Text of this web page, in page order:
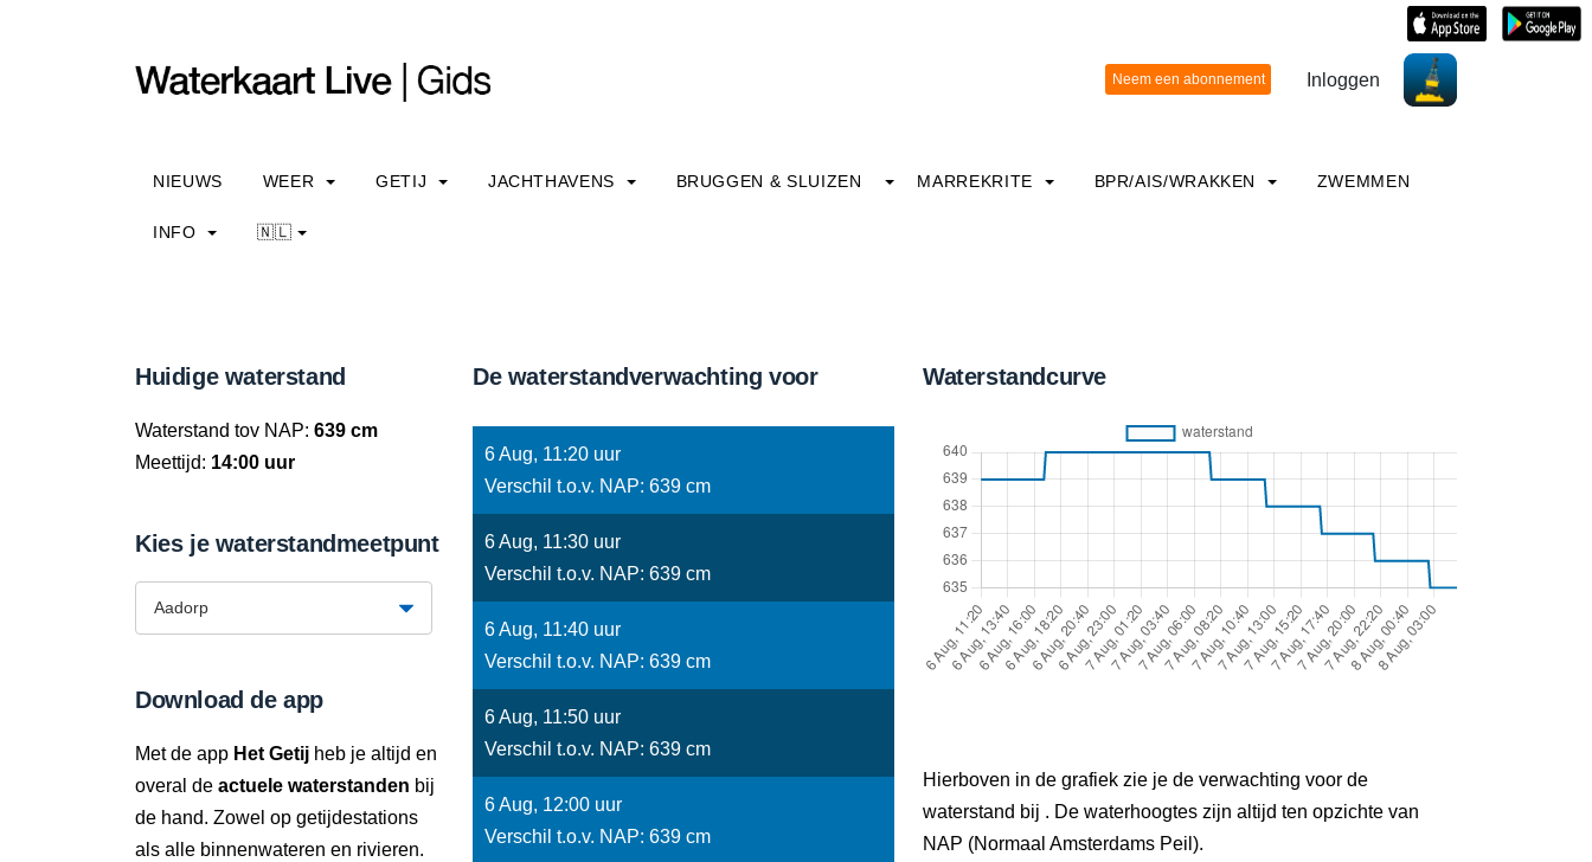
Inloggen
NIEUWS WEER GETIJ JACHTHAVENS BRUGGEN & SLUIZEN MARREKRITE BPR/AIS/WRAKKEN ZWEMMEN
INFO 🇳🇱
Huidige waterstand
Waterstand tov NAP: 639 cm
Meettijd: 14:00 uur
Kies je waterstandmeetpunt
Download de app
Met de app Het Getij heb je altijd en
overal de actuele waterstanden bij
de hand. Zowel op getijdestations
als alle binnenwateren en rivieren.
De waterstandverwachting voor
6 Aug, 11:20 uur
Verschil t.o.v. NAP: 639 cm
6 Aug, 11:30 uur
Verschil t.o.v. NAP: 639 cm
6 Aug, 11:40 uur
Verschil t.o.v. NAP: 639 cm
6 Aug, 11:50 uur
Verschil t.o.v. NAP: 639 cm
6 Aug, 12:00 uur
Verschil t.o.v. NAP: 639 cm
Waterstandcurve
Hierboven in de grafiek zie je de verwachting voor de
waterstand bij . De waterhoogtes zijn altijd ten opzichte van
NAP (Normaal Amsterdams Peil).